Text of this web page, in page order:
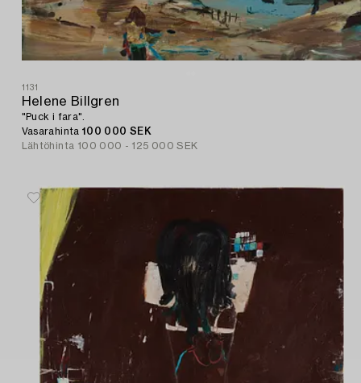
1131
Helene Billgren
"Puck i fara".
Vasarahinta 100 000 SEK
Lähtöhinta 100 000 - 125 000 SEK